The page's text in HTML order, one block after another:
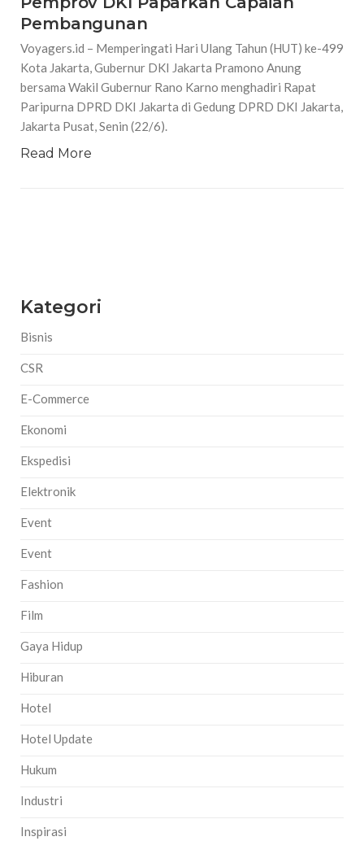
Pembangunan
Voyagers.id – Memperingati Hari Ulang Tahun (HUT) ke-499
Kota Jakarta, Gubernur DKI Jakarta Pramono Anung
bersama Wakil Gubernur Rano Karno menghadiri Rapat
Paripurna DPRD DKI Jakarta di Gedung DPRD DKI Jakarta,
Jakarta Pusat, Senin (22/6).
Read More
Kategori
Bisnis
CSR
E-Commerce
Ekonomi
Ekspedisi
Elektronik
Event
Event
Fashion
Film
Gaya Hidup
Hiburan
Hotel
Hotel Update
Hukum
Industri
Inspirasi